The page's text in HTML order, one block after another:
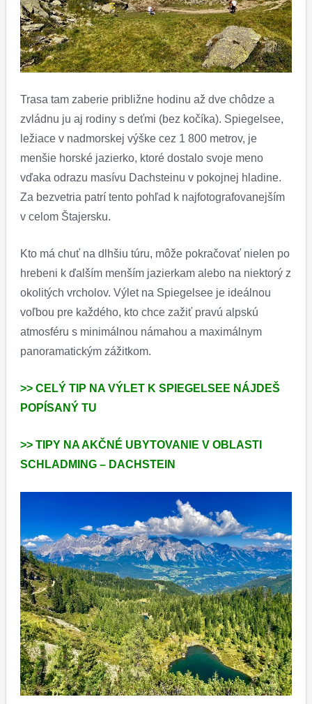
Trasa tam zaberie približne hodinu až dve chôdze a
zvládnu ju aj rodiny s deťmi (bez kočíka). Spiegelsee,
ležiace v nadmorskej výške cez 1 800 metrov, je
menšie horské jazierko, ktoré dostalo svoje meno
vďaka odrazu masívu Dachsteinu v pokojnej hladine.
Za bezvetria patrí tento pohľad k najfotografovanejším
v celom Štajersku.
Kto má chuť na dlhšiu túru, môže pokračovať nielen po
hrebeni k ďalším menším jazierkam alebo na niektorý z
okolitých vrcholov. Výlet na Spiegelsee je ideálnou
voľbou pre každého, kto chce zažiť pravú alpskú
atmosféru s minimálnou námahou a maximálnym
panoramatickým zážitkom.
>> CELÝ TIP NA VÝLET K SPIEGELSEE NÁJDEŠ
POPÍSANÝ TU
>> TIPY NA AKČNÉ UBYTOVANIE V OBLASTI
SCHLADMING – DACHSTEIN